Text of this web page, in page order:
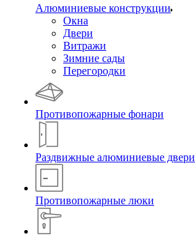
Алюминиевые конструкции
Окна
Двери
Витражи
Зимние сады
Перегородки
Противопожарные фонари
Раздвижные алюминиевые двери
Противопожарные люки